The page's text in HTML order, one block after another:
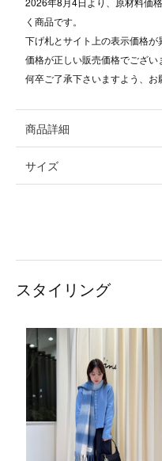
く商品です。
下げ札とサイト上の表示価格
価格が正しい販売価格でござい
何卒ご了承下さいますよう、お
商品詳細
サイズ
スタイリング